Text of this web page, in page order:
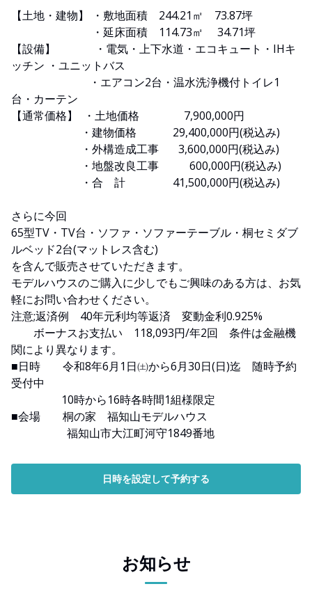
【土地・建物】 ・敷地面積 244.21㎡ 73.87坪
・延床面積 114.73㎡ 34.71坪
【設備】 ・電気・上下水道・エコキュート・IHキ
ッチン ・ユニットバス
・エアコン2台・温水洗浄機付トイレ1
台・カーテン
【通常価格】 ・土地価格 7,900,000円
・建物価格 29,400,000円(税込み)
・外構造成工事 3,600,000円(税込み)
・地盤改良工事 600,000円(税込み)
・合 計 41,500,000円(税込み)
さらに今回
65型TV・TV台・ソファ・ソファーテーブル・桐セミダブ
ルベッド2台(マットレス含む)
を含んで販売させていただきます。
モデルハウスのご購入に少しでもご興味のある方は、お気
軽にお問い合わせください。
注意;返済例 40年元利均等返済 変動金利0.925%
ボーナスお支払い 118,093円/年2回 条件は金融機
関により異なります。
■日時 令和8年6月1日㈯から6月30日(日)迄 随時予約
受付中
10時から16時各時間1組様限定
■会場 桐の家 福知山モデルハウス
福知山市大江町河守1849番地
日時を設定して予約する
お知らせ